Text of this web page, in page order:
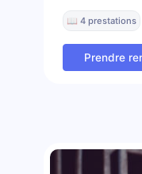
📖 4 prestations
Prendre